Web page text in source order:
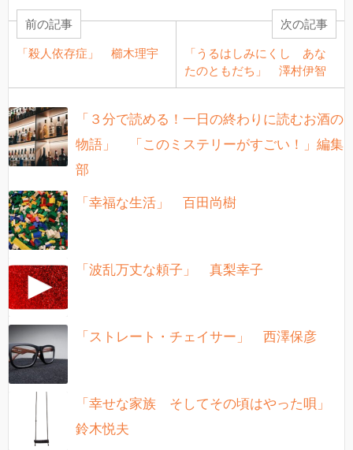
前の記事
「殺人依存症」 櫛木理宇
次の記事
「うるはしみにくし あな
たのともだち」 澤村伊智
「３分で読める！一日の終わりに読むお酒の
物語」 「このミステリーがすごい！」編集
部
「幸福な生活」 百田尚樹
「波乱万丈な頼子」 真梨幸子
「ストレート・チェイサー」 西澤保彦
「幸せな家族 そしてその頃はやった唄」
鈴木悦夫